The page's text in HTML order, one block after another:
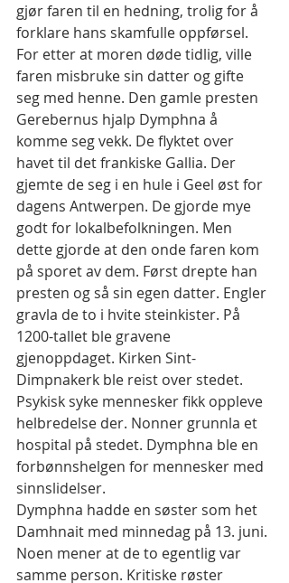
gjør faren til en hedning, trolig for å
forklare hans skamfulle oppførsel.
For etter at moren døde tidlig, ville
faren misbruke sin datter og gifte
seg med henne. Den gamle presten
Gerebernus hjalp Dymphna å
komme seg vekk. De flyktet over
havet til det frankiske Gallia. Der
gjemte de seg i en hule i Geel øst for
dagens Antwerpen. De gjorde mye
godt for lokalbefolkningen. Men
dette gjorde at den onde faren kom
på sporet av dem. Først drepte han
presten og så sin egen datter. Engler
gravla de to i hvite steinkister. På
1200-tallet ble gravene
gjenoppdaget. Kirken Sint-
Dimpnakerk ble reist over stedet.
Psykisk syke mennesker fikk oppleve
helbredelse der. Nonner grunnla et
hospital på stedet. Dymphna ble en
forbønnshelgen for mennesker med
sinnslidelser.
Dymphna hadde en søster som het
Damhnait med minnedag på 13. juni.
Noen mener at de to egentlig var
samme person. Kritiske røster